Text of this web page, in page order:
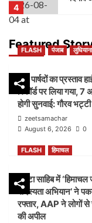
4
5
FLASH
नक्शा
FLASH
45
अगस्त
2
शिकायत
जोन-सी
Featured
FLASH पंजाब लुधियाना
45 पार्षदों का प्रस्ताव
रिकॉर्ड पर लिया गया, 7
होगी सुनवाई: गौरव भट्टी
zeetsamachar
August 6, 2026
0
FLASH
हिमाचल
पांवटा साहिब में ‘हिमाचल
सदस्यता अभियान’ ने
रफ्तार, AAP ने लोगों
की अपील